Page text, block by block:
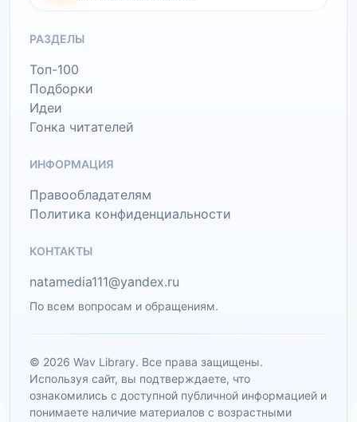
РАЗДЕЛЫ
Топ-100
Подборки
Идеи
Гонка читателей
ИНФОРМАЦИЯ
Правообладателям
Политика конфиденциальности
КОНТАКТЫ
natamedia111@yandex.ru
По всем вопросам и обращениям.
© 2026 Wav Library. Все права защищены.
Используя сайт, вы подтверждаете, что
ознакомились с доступной публичной информацией и
понимаете наличие материалов с возрастными